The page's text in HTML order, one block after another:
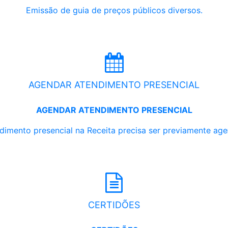
Emissão de guia de preços públicos diversos.
AGENDAR ATENDIMENTO PRESENCIAL
AGENDAR ATENDIMENTO PRESENCIAL
presencial na Receita precisa ser previamente
CERTIDÕES